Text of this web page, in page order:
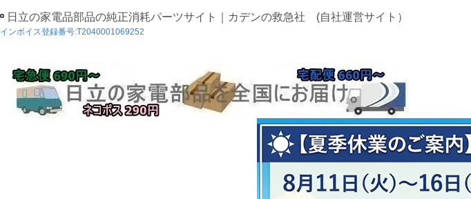
日立の家電品部品の純正消耗パーツサイト｜カデンの救急社 (自社運営サイト）
インボイス登録番号:T2040001069252